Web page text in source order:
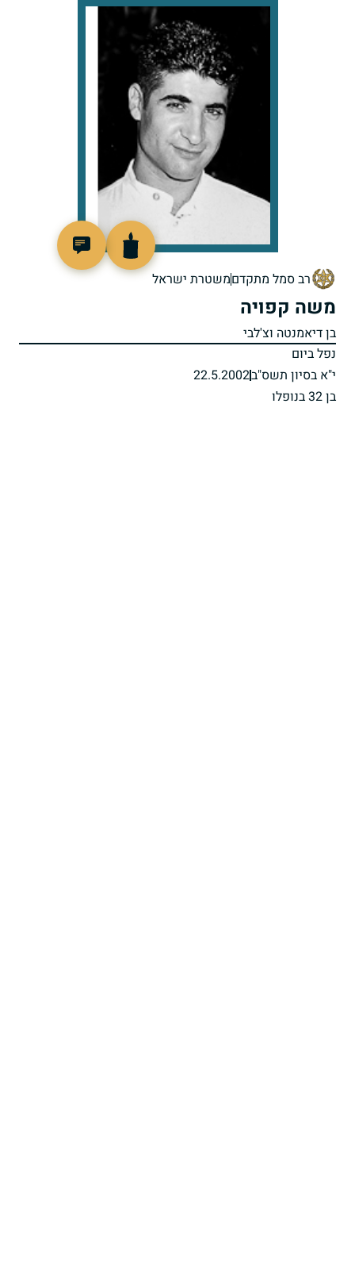
רב סמל מתקדםמשטרת ישראל
משה קפויה
בן דיאמנטה וצ'לבי
נפל ביום
י"א בסיון תשס"ב22.5.2002
בן 32 בנופלו